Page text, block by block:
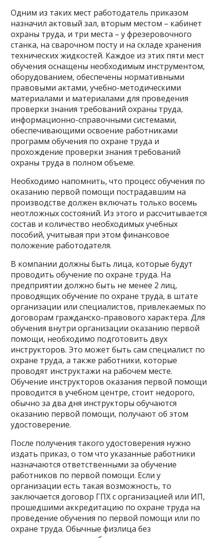
Одним из таких мест работодатель приказом
назначил актовый зал, вторым местом – кабинет
охраны труда, и три места – у фрезеровочного
станка, на сварочном посту и на складе хранения
технических жидкостей. Каждое из этих пяти мест
обучения оснащены необходимым инструментом,
оборудованием, обеспечены нормативными
правовыми актами, учебно-методическими
материалами и материалами для проведения
проверки знания требований охраны труда,
информационно-справочными системами,
обеспечивающими освоение работниками
программ обучения по охране труда и
прохождение проверки знания требований
охраны труда в полном объеме.
Необходимо напомнить, что процесс обучения по
оказанию первой помощи пострадавшим на
производстве должен включать только восемь
неотложных состояний. Из этого и рассчитывается
состав и количество необходимых учебных
пособий, учитывая при этом финансовое
положение работодателя.
В компании должны быть лица, которые будут
проводить обучение по охране труда. На
предприятии должно быть не менее 2 лиц,
проводящих обучение по охране труда, в штате
организации или специалистов, привлекаемых по
договорам гражданско-правового характера. Для
обучения внутри организации оказанию первой
помощи, необходимо подготовить двух
инструкторов. Это может быть сам специалист по
охране труда, а также работники, которые
проводят инструктажи на рабочем месте.
Обучение инструкторов оказания первой помощи
проводится в учебном центре, стоит недорого,
обычно за два дня инструкторы обучаются
оказанию первой помощи, получают об этом
удостоверение.
После получения такого удостоверения нужно
издать приказ, о том что указанные работники
назначаются ответственными за обучение
работников по первой помощи. Если у
организации есть такая возможность, то
заключается договор ГПХ с организацией или ИП,
прошедшими аккредитацию по охране труда на
проведение обучения по первой помощи или по
охране труда. Обычные физлица без